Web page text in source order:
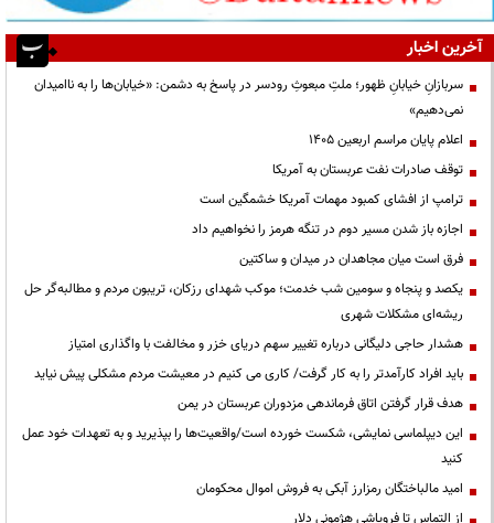
آخرین اخبار
سربازانِ خیابانِ ظهور؛ ملتِ مبعوثِ رودسر در پاسخ به دشمن: «خیابان‌ها را به ناامیدان
نمی‌دهیم»
اعلام پایان مراسم اربعین ۱۴۰۵
توقف صادرات نفت عربستان به آمریکا
ترامپ از افشای کمبود مهمات آمریکا خشمگین است
اجازه باز شدن مسیر دوم در تنگه هرمز را نخواهیم داد
فرق است میان مجاهدان در میدان و ساکتین
یکصد و پنجاه و سومین شب خدمت؛ موکب شهدای رزکان، تریبون مردم و مطالبه‌گر حل
ریشه‌ای مشکلات شهری
هشدار حاجی دلیگانی درباره تغییر سهم دریای خزر و مخالفت با واگذاری امتیاز
باید افراد کارآمدتر را به کار گرفت/ کاری می کنیم در معیشت مردم مشکلی پیش نیاید
هدف قرار گرفتن اتاق‌ فرماندهی مزدوران عربستان در یمن
این دیپلماسی نمایشی، شکست خورده است/واقعیت‌ها را بپذیرید و به تعهدات خود عمل
کنید
امید مالباختگان رمزارز آبکی به فروش اموال محکومان
از التماس تا فروپاشی هژمونی دلار